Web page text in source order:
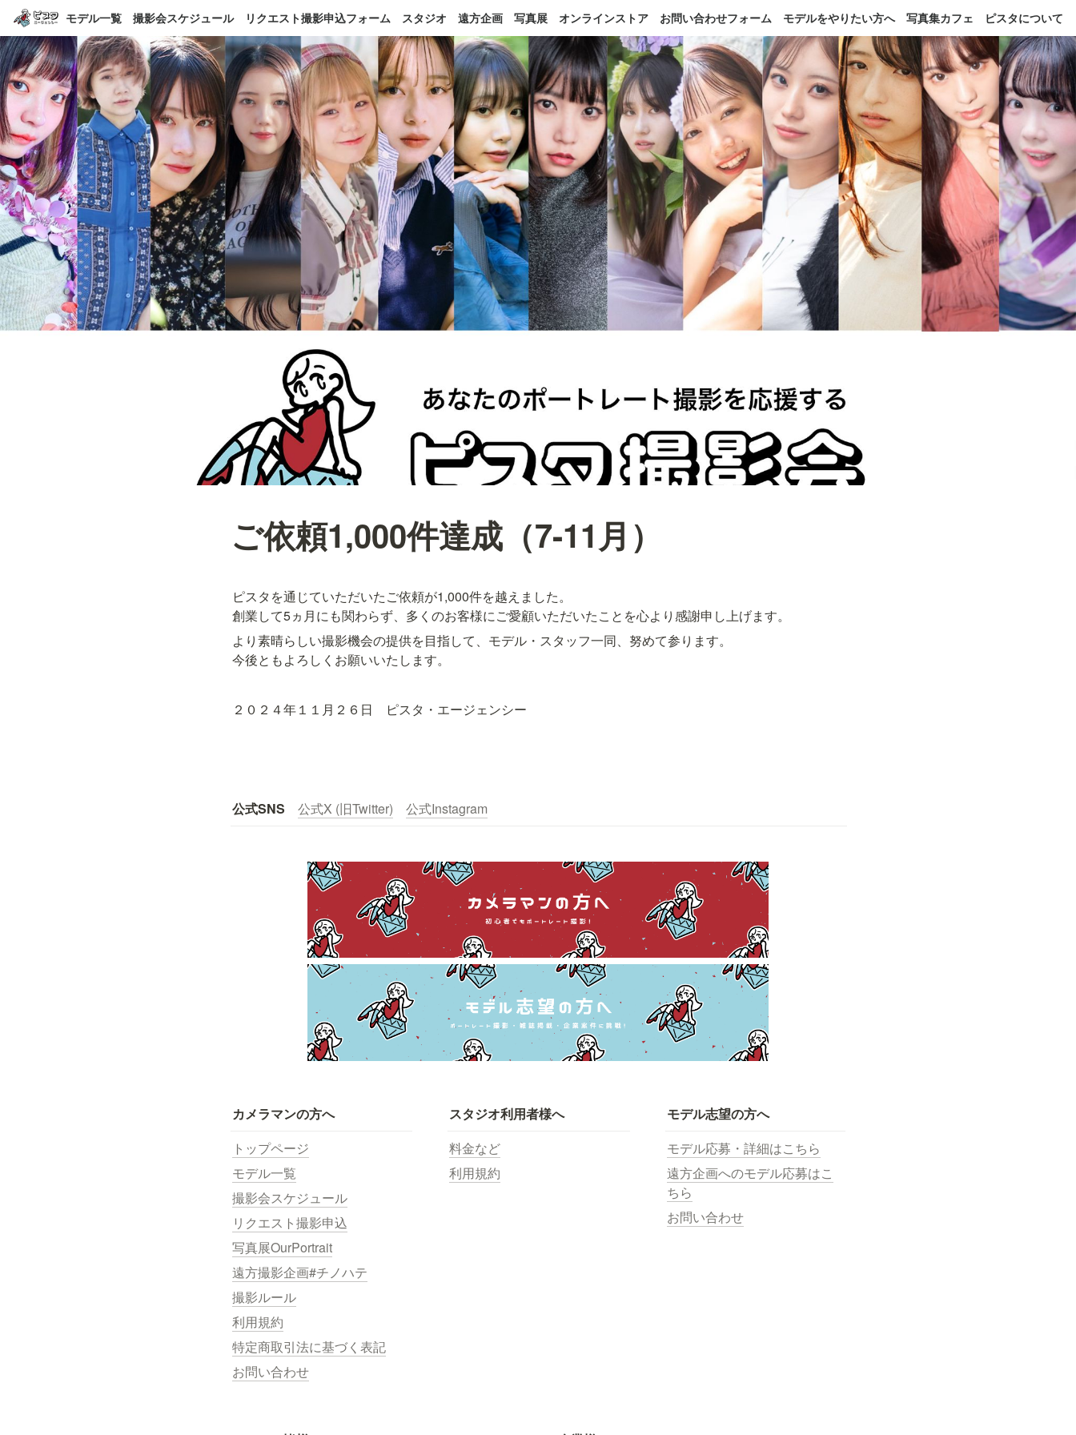
モデル一覧 撮影会スケジュール リクエスト撮影申込フォーム スタジオ 遠方企画 写真展 オンラインストア お問い合わせフォーム モデルをやりたい方へ 写真集カフェ ピスタについて
ご依頼1,000件達成（7-11月）
ピスタを通じていただいたご依頼が1,000件を越えました。
創業して5ヵ月にも関わらず、多くのお客様にご愛顧いただいたことを心より感謝申し上げます。
より素晴らしい撮影機会の提供を目指して、モデル・スタッフ一同、努めて参ります。
今後ともよろしくお願いいたします。
２０２４年１１月２６日　ピスタ・エージェンシー
公式SNS 公式X (旧Twitter) 公式Instagram
カメラマンの方へ
トップページ
モデル一覧
撮影会スケジュール
リクエスト撮影申込
写真展OurPortrait
遠方撮影企画#チノハテ
撮影ルール
利用規約
特定商取引法に基づく表記
お問い合わせ
スタジオ利用者様へ
料金など
利用規約
モデル志望の方へ
モデル応募・詳細はこちら
遠方企画へのモデル応募はこ
ちら
お問い合わせ